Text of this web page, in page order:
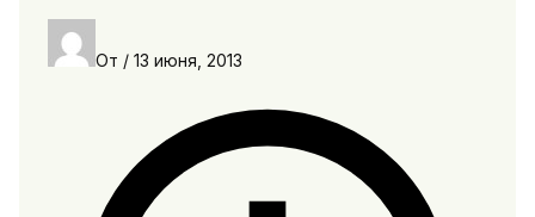
От / 13 июня, 2013